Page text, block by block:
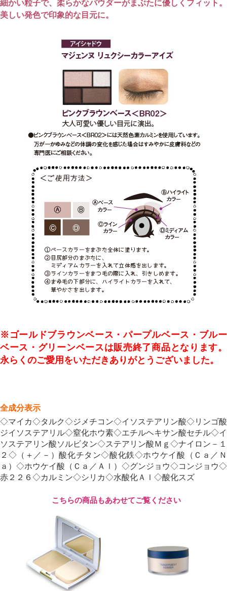
細かい粒子で、柔らかなパウダーがまぶたに優しくフィット。
美しい発色で印象的な目元に。
※ ゴールドブラウンベース・パープルベース ・ブルー
ベース・グリーンベースは販売終了商品となります。
永らくのご愛用をいただきありがとうございました。
全成分表示
◇マイカ◇タルク◇ジメチコン◇イソステアリン酸◇リンゴ酸
ジイソステアリル◇窒化ホウ素◇エチルヘキサン酸セチル◇イ
ソステアリン酸ソルビタン◇ステアリン酸Ｍｇ◇ナイロン－１
２◇（＋／－）酸化チタン◇酸化鉄◇ホウケイ酸（Ｃａ／Ｎ
ａ）◇ホウケイ酸（Ｃａ／Ａｌ）◇グンジョウ◇コンジョウ◇
赤２２６◇カルミン◇シリカ◇水酸化Ａｌ◇酸化スズ
こちらの商品もあわせてご覧ください